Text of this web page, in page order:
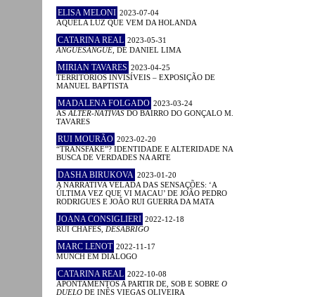
ELISA MELONI 2023-07-04
AQUELA LUZ QUE VEM DA HOLANDA
CATARINA REAL 2023-05-31
ANGUESÂNGUE , DE DANIEL LIMA
MIRIAN TAVARES 2023-04-25
TERRITÓRIOS INVISÍVEIS – EXPOSIÇÃO DE
MANUEL BAPTISTA
MADALENA FOLGADO 2023-03-24
AS ALTER-NATIVAS DO BAIRRO DO GONÇALO M.
TAVARES
RUI MOURÃO 2023-02-20
“TRANSFAKE”? IDENTIDADE E ALTERIDADE NA
BUSCA DE VERDADES NA ARTE
DASHA BIRUKOVA 2023-01-20
A NARRATIVA VELADA DAS SENSAÇÕES: ‘A
ÚLTIMA VEZ QUE VI MACAU’ DE JOÃO PEDRO
RODRIGUES E JOÃO RUI GUERRA DA MATA
JOANA CONSIGLIERI 2022-12-18
RUI CHAFES, DESABRIGO
MARC LENOT 2022-11-17
MUNCH EM DIÁLOGO
CATARINA REAL 2022-10-08
APONTAMENTOS A PARTIR DE, SOB E SOBRE O
DUELO DE INÊS VIEGAS OLIVEIRA